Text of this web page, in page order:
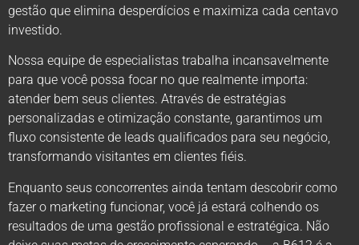
gestão que elimina desperdícios e maximiza cada centavo
investido.
Nossa equipe de especialistas trabalha incansavelmente
para que você possa focar no que realmente importa:
atender bem seus clientes. Através de estratégias
personalizadas e otimização constante, garantimos um
fluxo consistente de leads qualificados para seu negócio,
transformando visitantes em clientes fiéis.
Enquanto seus concorrentes ainda tentam descobrir como
fazer o marketing funcionar, você já estará colhendo os
resultados de uma gestão profissional e estratégica. Não